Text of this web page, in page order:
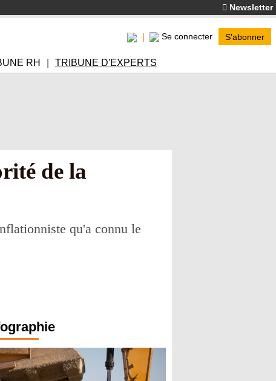
Newsletter
Se connecter S'abonner
RH TRIBUNE D'EXPERTS
de la
qu'a connu le